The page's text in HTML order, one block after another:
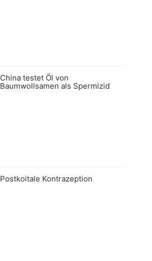
China testet Öl von
Baumwollsamen als Spermizid
Postkoitale Kontrazeption